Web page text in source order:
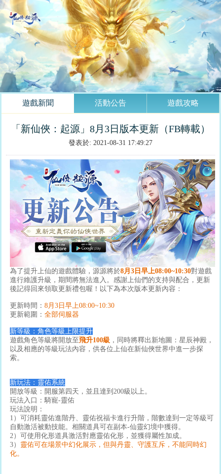
遊戲新聞 活動公告 遊戲攻略
「新仙俠：起源」8月3日版本更新（FB轉載）
發表於: 2021-08-31 17:49:27
為了提升上仙的遊戲體驗，源源將於8月3日早上08:00~10:30對遊戲
進行維護升級，期間將無法進入。感謝上仙們的支持與配合，更新
後記得回來領取更新禮包喔！以下為本次版本更新內容：
更新時間：8月3日早上08:00~10:30
更新範圍：全部伺服器
新等級：角色等級上限提升
遊戲角色等級將開放至飛升100級 ，同時將釋出新地圖：星辰神殿，
以及相應的等級玩法內容，供各位上仙在新仙俠世界中進一步探
索。
新玩法：靈佑系統
開放等級：開服第四天，並且達到200級以上。
玩法入口：騎寵-靈佑
玩法說明：
1）可消耗靈佑進階丹、靈佑祝福卡進行升階，階數達到一定等級可
自動激活被動技能。相關道具可在副本-仙靈幻境中獲得。
2）可使用化形道具激活對應靈佑化形，並獲得屬性加成。
3） 靈佑可在場景中幻化展示，但與丹靈、守護互斥，不能同時幻
化。